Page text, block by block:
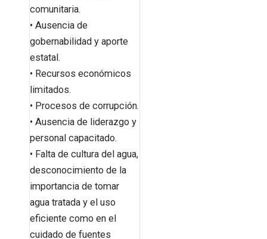
comunitaria.
• Ausencia de
gobernabilidad y aporte
estatal.
• Recursos económicos
limitados.
• Procesos de corrupción.
• Ausencia de liderazgo y
personal capacitado.
• Falta de cultura del agua,
desconocimiento de la
importancia de tomar
agua tratada y el uso
eficiente como en el
cuidado de fuentes